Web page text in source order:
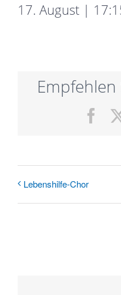
17. August |
Empfehlen
Lebens­hilfe-­Chor